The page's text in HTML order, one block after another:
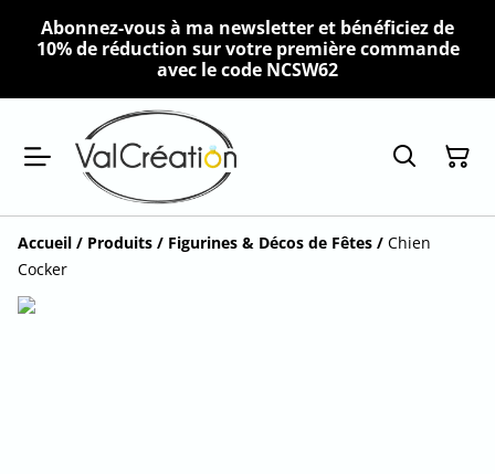
Abonnez-vous à ma newsletter et bénéficiez de
10% de réduction sur votre première commande
avec le code NCSW62
Accueil / Produits / Figurines & Décos de Fêtes / Chien
Cocker